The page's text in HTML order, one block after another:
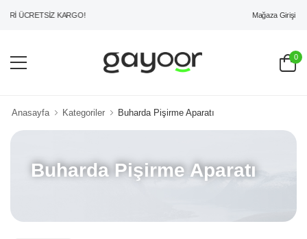
ÜCRETSİZ KARGO! Mağaza Girişi
0
Anasayfa Kategoriler Buharda Pişirme Aparatı
Buharda Pişirme Aparatı